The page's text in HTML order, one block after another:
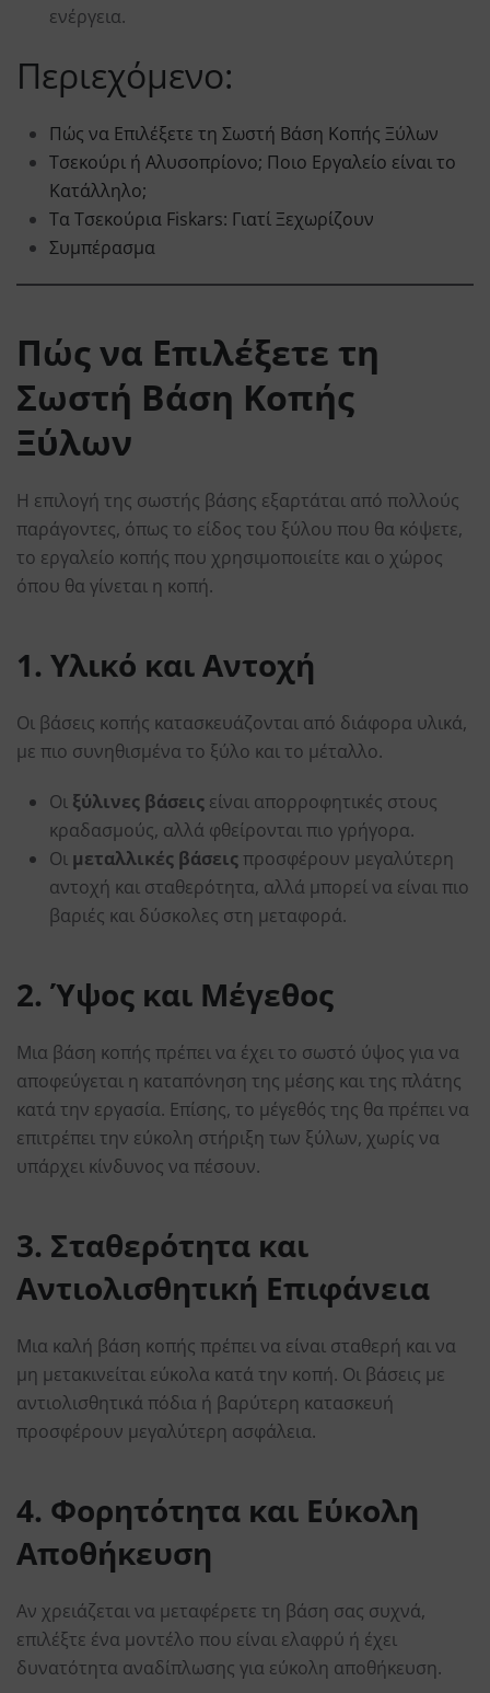
ενέργεια.
Περιεχόμενο:
Πώς να Επιλέξετε τη Σωστή Βάση Κοπής Ξύλων
Τσεκούρι ή Αλυσοπρίονο; Ποιο Εργαλείο είναι το
Κατάλληλο;
Τα Τσεκούρια Fiskars: Γιατί Ξεχωρίζουν
Συμπέρασμα
Πώς να Επιλέξετε τη
Σωστή Βάση Κοπής
Ξύλων
Η επιλογή της σωστής βάσης εξαρτάται από πολλούς
παράγοντες, όπως το είδος του ξύλου που θα κόψετε,
το εργαλείο κοπής που χρησιμοποιείτε και ο χώρος
όπου θα γίνεται η κοπή.
1. Υλικό και Αντοχή
Οι βάσεις κοπής κατασκευάζονται από διάφορα υλικά,
με πιο συνηθισμένα το ξύλο και το μέταλλο.
Οι ξύλινες βάσεις είναι απορροφητικές στους
κραδασμούς, αλλά φθείρονται πιο γρήγορα.
Οι μεταλλικές βάσειςπροσφέρουν μεγαλύτερη
αντοχή και σταθερότητα, αλλά μπορεί να είναι πιο
βαριές και δύσκολες στη μεταφορά.
2. Ύψος και Μέγεθος
Μια βάση κοπής πρέπει να έχει το σωστό ύψος για να
αποφεύγεται η καταπόνηση της μέσης και της πλάτης
κατά την εργασία. Επίσης, το μέγεθός της θα πρέπει να
επιτρέπει την εύκολη στήριξη των ξύλων, χωρίς να
υπάρχει κίνδυνος να πέσουν.
3. Σταθερότητα και
Αντιολισθητική Επιφάνεια
Μια καλή βάση κοπής πρέπει να είναι σταθερή και να
μη μετακινείται εύκολα κατά την κοπή. Οι βάσεις με
αντιολισθητικά πόδια ή βαρύτερη κατασκευή
προσφέρουν μεγαλύτερη ασφάλεια.
4. Φορητότητα και Εύκολη
Αποθήκευση
Αν χρειάζεται να μεταφέρετε τη βάση σας συχνά,
επιλέξτε ένα μοντέλο που είναι ελαφρύ ή έχει
δυνατότητα αναδίπλωσης για εύκολη αποθήκευση.